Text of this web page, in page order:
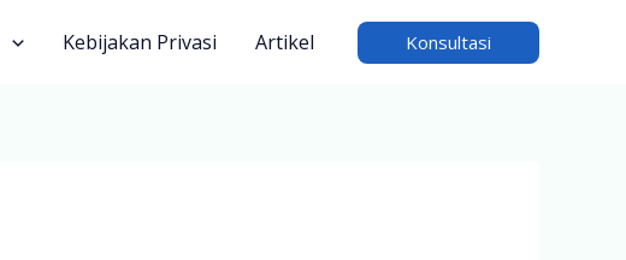
Kebijakan Privasi Artikel Konsultasi